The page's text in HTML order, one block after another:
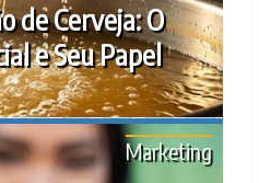
de Cerveja: O
e Seu Papel
Marketing